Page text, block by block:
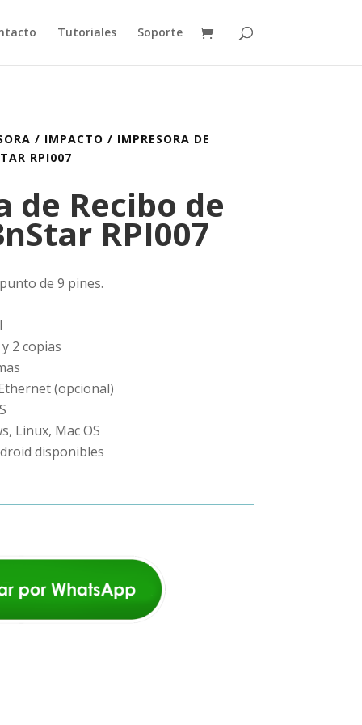
Tutoriales Soporte
/ IMPACTO / IMPRESORA DE
RPI007
de Recibo de
RPI007
de 9 pines.
2 copias
(opcional)
Linux, Mac OS
disponibles